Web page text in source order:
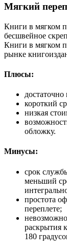
Мягкий
Книги в мягком
бесшвейное
Книги в мягком
рынке
Плюсы:
короткий
низкая
обложку.
Минусы:
срок
меньший
простота
переплете;
раскрытия
180